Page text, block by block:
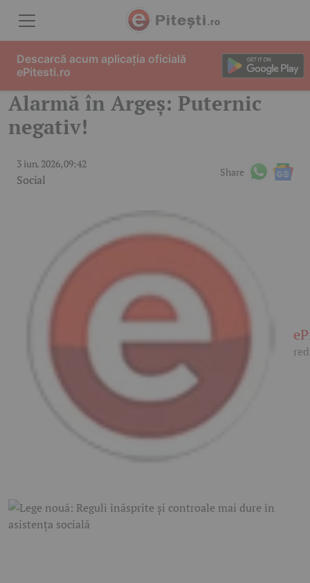
Alarmă în Argeș: Puternic
negativ!
3 iun. 2026, 09:42
Social
Share
Descarcă acum aplicația oficială
ePitesti.ro